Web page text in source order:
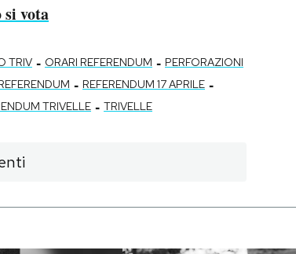
si vota
TRIV - ORARI REFERENDUM - PERFORAZIONI
- REFERENDUM 17 APRILE -
TRIVELLE - TRIVELLE